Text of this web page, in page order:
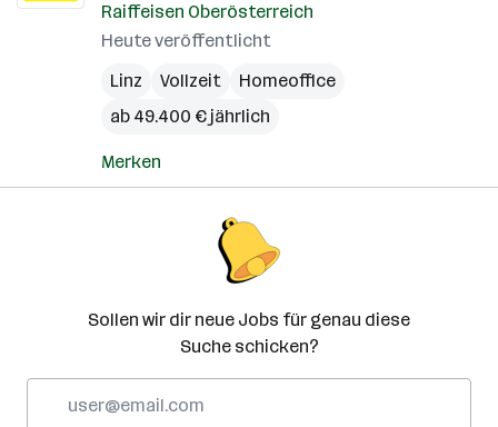
Raiffeisen Oberösterreich
Heute veröffentlicht
Linz
Vollzeit
Homeoffice
ab 49.400 € jährlich
Merken
Sollen wir dir neue Jobs für genau diese
Suche schicken?